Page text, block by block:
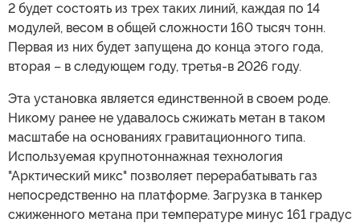
2 будет состоять из трех таких линий, каждая по 14
модулей, весом в общей сложности 160 тысяч тонн.
Первая из них будет запущена до конца этого года,
вторая – в следующем году, третья-в 2026 году.
Эта установка является единственной в своем роде.
Никому ранее не удавалось сжижать метан в таком
масштабе на основаниях гравитационного типа.
Используемая крупнотоннажная технология
"Арктический микс" позволяет перерабатывать газ
непосредственно на платформе. Загрузка в танкер
сжиженного метана при температуре минус 161 градус